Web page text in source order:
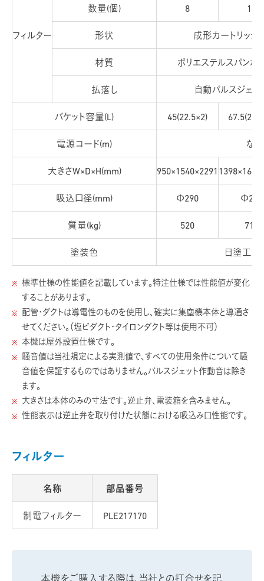
フィルター
数量(個) 8 12
形状 成形カートリッジ
材質 ポリエステルスパンボ
払落し 自動パルスジェッ
バケット容量(L) 45(22.5×2)
電源コード(m) なし
大きさW×D×H(mm) 950×1540×2291
吸込口径(mm) Φ290 Φ290
質量(kg) 520 710
塗装色 日塗工
標準仕様の性能値を記載しています。特注仕様では性能値が変化
することがあります。
配管・ダクトは導電性のものを使用し、確実に集塵機本体と導通さ
せてください。（塩ビダクト・タイロンダクト等は使用不可）
本機は屋外設置仕様です。
騒音値は当社規定による実測値で、すべての使用条件について騒
音値を保証するものではありません。パルスジェット作動音は除き
ます。
大きさは本体のみの寸法です。逆止弁、電装箱を含みません。
性能表示は逆止弁を取り付けた状態における吸込み口性能です。
フィルター
名称 部品番号
制電フィルター PLE217170